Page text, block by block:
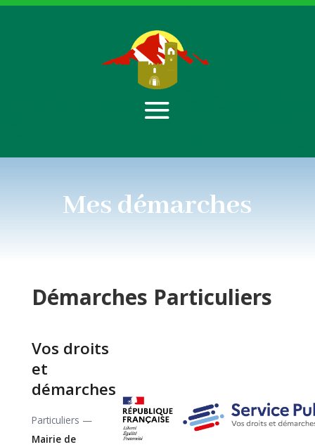
Mes démarches
Démarches Particuliers
Vos droits
et
démarches
Particuliers —
Mairie de